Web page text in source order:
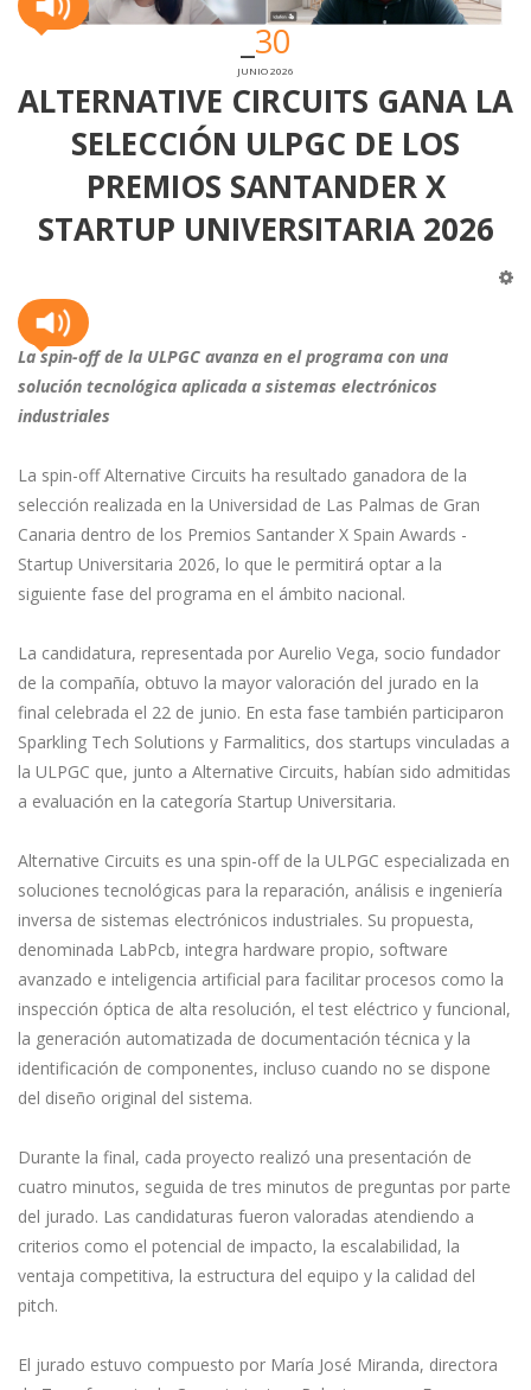
30
JUNIO 2026
ALTERNATIVE CIRCUITS GANA LA
SELECCIÓN ULPGC DE LOS
PREMIOS SANTANDER X
STARTUP UNIVERSITARIA 2026
La spin-off de la ULPGC avanza en el programa con una
solución tecnológica aplicada a sistemas electrónicos
industriales
La spin-off Alternative Circuits ha resultado ganadora de la
selección realizada en la Universidad de Las Palmas de Gran
Canaria dentro de los Premios Santander X Spain Awards -
Startup Universitaria 2026, lo que le permitirá optar a la
siguiente fase del programa en el ámbito nacional.
La candidatura, representada por Aurelio Vega, socio fundador
de la compañía, obtuvo la mayor valoración del jurado en la
final celebrada el 22 de junio. En esta fase también participaron
Sparkling Tech Solutions y Farmalitics, dos startups vinculadas a
la ULPGC que, junto a Alternative Circuits, habían sido admitidas
a evaluación en la categoría Startup Universitaria.
Alternative Circuits es una spin-off de la ULPGC especializada en
soluciones tecnológicas para la reparación, análisis e ingeniería
inversa de sistemas electrónicos industriales. Su propuesta,
denominada LabPcb, integra hardware propio, software
avanzado e inteligencia artificial para facilitar procesos como la
inspección óptica de alta resolución, el test eléctrico y funcional,
la generación automatizada de documentación técnica y la
identificación de componentes, incluso cuando no se dispone
del diseño original del sistema.
Durante la final, cada proyecto realizó una presentación de
cuatro minutos, seguida de tres minutos de preguntas por parte
del jurado. Las candidaturas fueron valoradas atendiendo a
criterios como el potencial de impacto, la escalabilidad, la
ventaja competitiva, la estructura del equipo y la calidad del
pitch.
El jurado estuvo compuesto por María José Miranda, directora